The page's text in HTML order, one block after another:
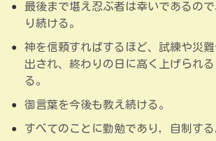
最後まで堪え忍ぶ者は幸いであるの
り続ける。
神を信頼すればするほど、試練や災
出され、終わりの日に高く上げられ
る。
御言葉を今後も教え続ける。
すべてのことに勤勉であり，自制する